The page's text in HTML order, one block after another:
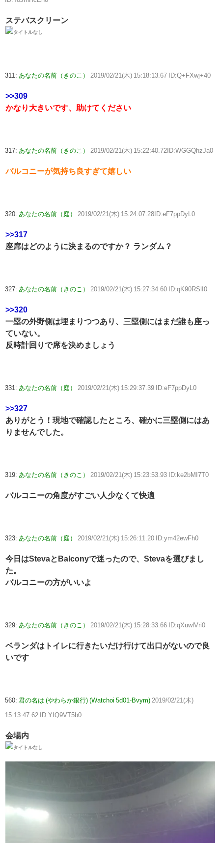
ステバスクリーン
311: あなたの名前（きのこ） 2019/02/21(木) 15:18:13.67 ID:Q+FXwj+40
>>309
かなり大きいです、助けてください
317: あなたの名前（きのこ） 2019/02/21(木) 15:22:40.72ID:WGGQhzJa0
バルコニーが気持ち良すぎて嬉しい
320: あなたの名前（庭） 2019/02/21(木) 15:24:07.28ID:eF7ppDyL0
>>317
座席はどのように決まるのですか？ ランダム？
327: あなたの名前（きのこ） 2019/02/21(木) 15:27:34.60 ID:qK90RSlI0
>>320
一塁の外野側は埋まりつつあり、三塁側にはまだ誰も座っ
ていない。
反時計回りで席を決めましょう
331: あなたの名前（庭） 2019/02/21(木) 15:29:37.39 ID:eF7ppDyL0
>>327
ありがとう！現地で確認したところ、確かに三塁側にはあ
りませんでした。
319: あなたの名前（きのこ） 2019/02/21(木) 15:23:53.93 ID:ke2bMI7T0
バルコニーの角度がすごい人少なくて快適
323: あなたの名前（庭） 2019/02/21(木) 15:26:11.20 ID:ym42ewFh0
今日はStevaとBalconyで迷ったので、Stevaを選びまし
た。
バルコニーの方がいいよ
329: あなたの名前（きのこ） 2019/02/21(木) 15:28:33.66 ID:qXuwlVri0
ベランダはトイレに行きたいだけ行けて出口がないので良
いです
560: 君の名は (やわらか銀行) (Watchoi 5d01-Bvym) 2019/02/21(木)
15:13:47.62 ID:YIQ9VT5b0
会場内